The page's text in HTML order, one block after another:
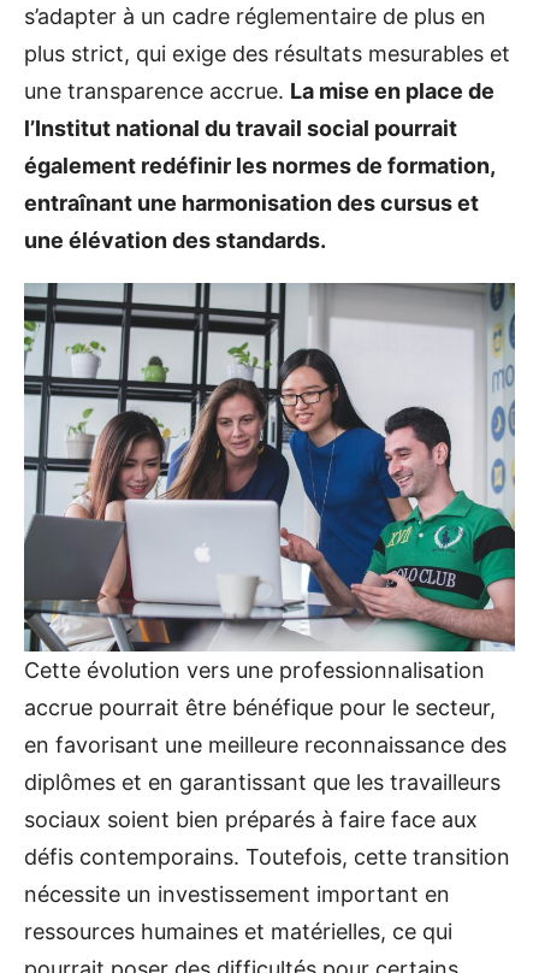
s’adapter à un cadre réglementaire de plus en
plus strict, qui exige des résultats mesurables et
une transparence accrue. La mise en place de
l’Institut national du travail social pourrait
également redéfinir les normes de formation,
entraînant une harmonisation des cursus et
une élévation des standards.
Cette évolution vers une professionnalisation
accrue pourrait être bénéfique pour le secteur,
en favorisant une meilleure reconnaissance des
diplômes et en garantissant que les travailleurs
sociaux soient bien préparés à faire face aux
défis contemporains. Toutefois, cette transition
nécessite un investissement important en
ressources humaines et matérielles, ce qui